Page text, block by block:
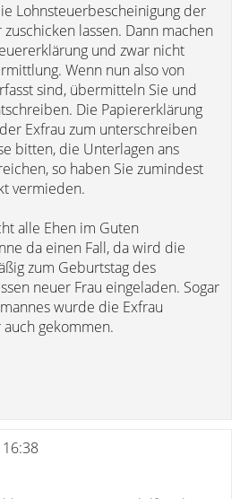
Lohnsteuerbescheinigung der
lassen. Dann machen
und zwar nicht
Wenn nun also von
sind, übermitteln Sie und
Die Papiererklärung
Exfrau zum unterschreiben
bitten, die Unterlagen ans
so haben Sie zumindest
vermieden.
alle Ehen im Guten
da einen Fall, da wird die
zum Geburtstag des
neuer Frau eingeladen. Sogar
wurde die Exfrau
gekommen.